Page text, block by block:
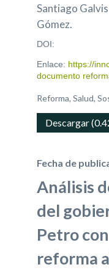
Santiago
Gómez.
DOI:
Enlace: https://
documento
Reforma, Salud,
Descargar
Fecha de
Análisis
del
Petro
reforma